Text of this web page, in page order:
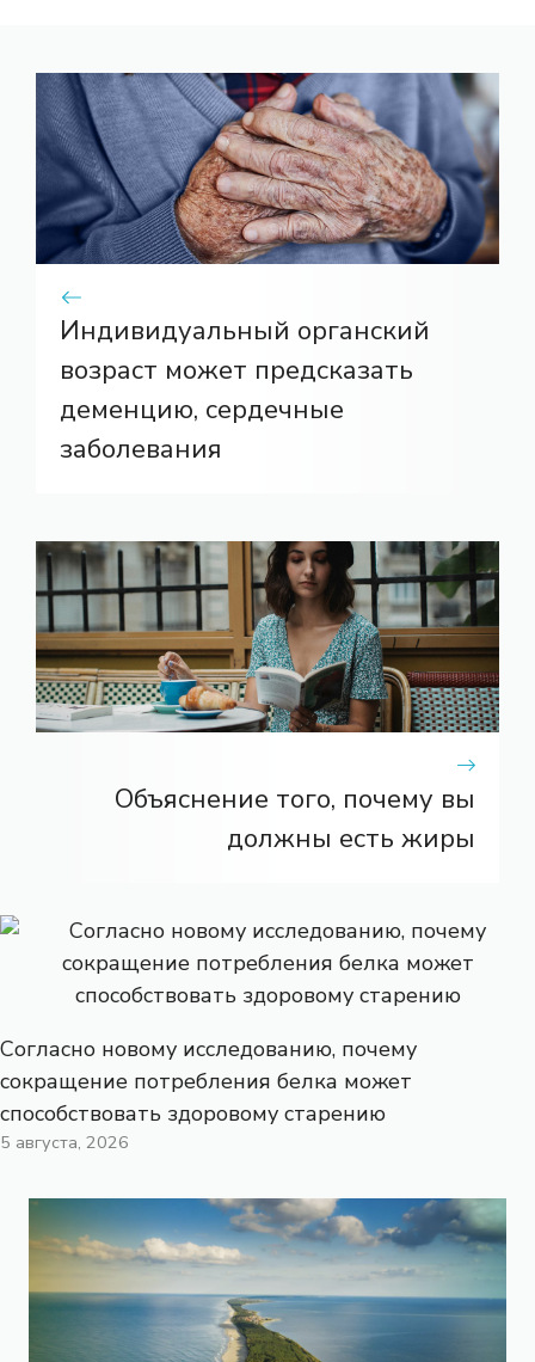
Индивидуальный органский
возраст может предсказать
деменцию, сердечные
заболевания
Объяснение того, почему вы
должны есть жиры
Согласно новому исследованию, почему
сокращение потребления белка может
способствовать здоровому старению
5 августа, 2026